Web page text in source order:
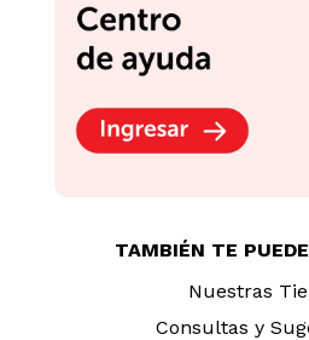
TAMBIÉN TE
Nuestras
Consultas y